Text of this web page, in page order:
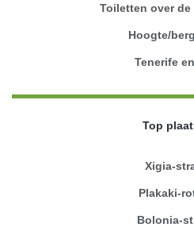
Toiletten over de
Hoogte/
Tenerife
Top
Xigia-
Plakaki-
Bolonia-